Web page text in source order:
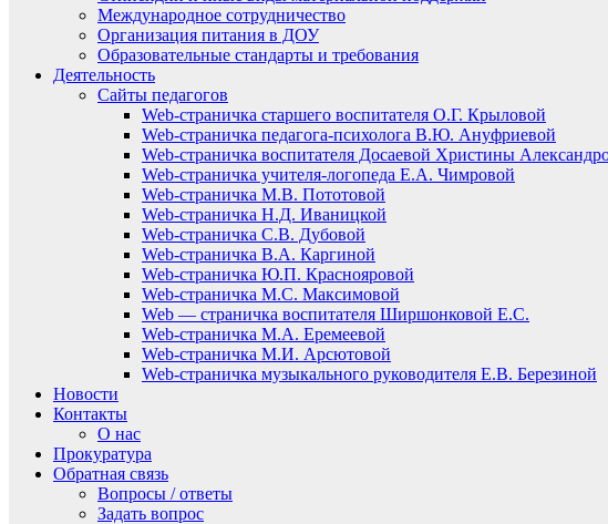
Международное сотрудничество
Организация питания в ДОУ
Образовательные стандарты и требования
Деятельность
Сайты педагогов
Web-страничка старшего воспитателя О.Г. Крыловой
Web-страничка педагога-психолога В.Ю. Ануфриевой
Web-страничка воспитателя Досаевой Христины
Web-страничка учителя-логопеда Е.А. Чимровой
Web-страничка М.В. Пототовой
Web-страничка Н.Д. Иваницкой
Web-страничка С.В. Дубовой
Web-страничка В.А. Каргиной
Web-страничка Ю.П. Краснояровой
Web-страничка М.С. Максимовой
Web — страничка воспитателя Ширшонковой Е.С.
Web-страничка М.А. Еремеевой
Web-страничка М.И. Арсютовой
Web-страничка музыкального руководителя Е.В. Березиной
Новости
Контакты
О нас
Прокуратура
Обратная связь
Вопросы / ответы
Задать вопрос